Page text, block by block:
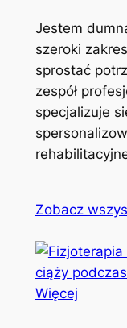
Jestem
szeroki
sprostać
zespół
specjalizuje
Zobacz
Więcej